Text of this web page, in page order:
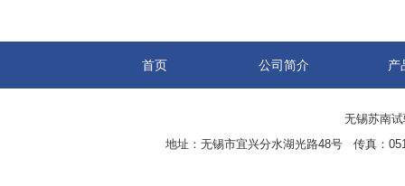
首页 公司简介 产
无锡苏南
地址：无锡市宜兴分水湖光路48号 传真：